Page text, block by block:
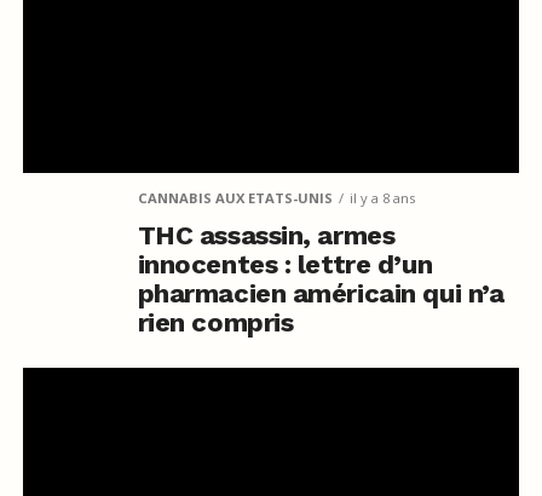
CANNABIS AUX ETATS-UNIS il y a 8 ans
THC assassin, armes
innocentes : lettre d’un
pharmacien américain qui n’a
rien compris